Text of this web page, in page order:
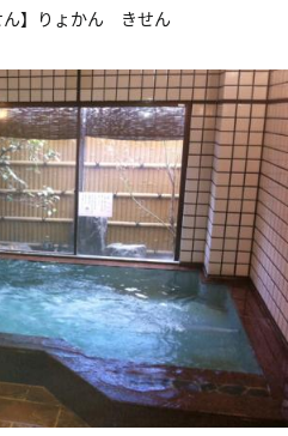
ん】りょかん きせん